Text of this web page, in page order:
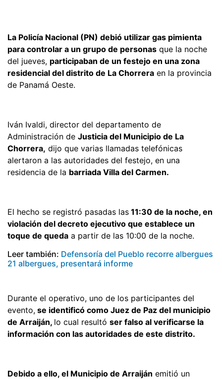
La Policía Nacional (PN) debió utilizar gas pimienta
para controlar a un grupo de personas que la noche
del jueves, participaban de un festejo en una zona
residencial del distrito de La Chorrera en la provincia
de Panamá Oeste.
Iván Ivaldi, director del departamento de
Administración de Justicia del Municipio de La
Chorrera, dijo que varias llamadas telefónicas
alertaron a las autoridades del festejo, en una
residencia de la barriada Villa del Carmen.
El hecho se registró pasadas las 11:30 de la noche, en
violación del decreto ejecutivo que establece un
toque de queda a partir de las 10:00 de la noche.
Leer también: Defensoría del Pueblo recorre albergues
21 albergues, presentará informe
Durante el operativo, uno de los participantes del
evento, se identificó como Juez de Paz del municipio
de Arraiján, lo cual resultó ser falso al verificarse la
información con las autoridades de este distrito.
Debido a ello, el Municipio de Arraiján emitió un